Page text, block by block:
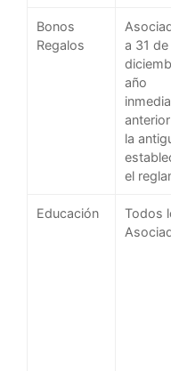
Bonos
Regalos
a 31 de
año
la
el
Educación
Todos